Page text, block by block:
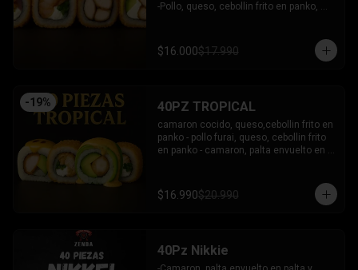
-Pollo, queso, cebollin frito en panko,
bañado en salsa tari y dulce.
-Atun, queso, cebollin frito en panko.
$16.000$17.990
-19% 40PZ TROPICAL
camaron cocido, queso,cebollin frito en
panko - pollo furai, queso, cebollin frito
en panko - camaron, palta envuelto en
bañado en salsa de maracuya
INCLUYE: 3 SALSAS - 2 PALITOS
$16.990$20.990
40Pz Nikkie